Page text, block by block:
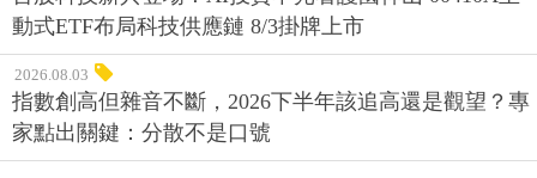
動式ETF布局科技供應鏈 8/3掛牌上市
2026.08.03
指數創高但雜音不斷，2026下半年該追高還是觀望？專
家點出關鍵：分散不是口號